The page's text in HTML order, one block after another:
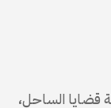
قضايا الساحل،